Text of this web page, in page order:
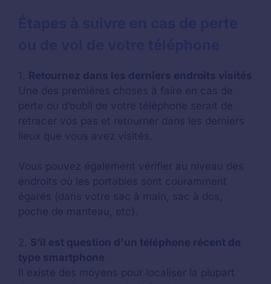
1. Retournez dans les derniers endroits visités
Une des premières choses à faire en cas de
perte ou d’oubli de votre téléphone serait de
retracer vos pas et retourner dans les derniers
lieux que vous avez visités.
Vous pouvez également vérifier au niveau des
endroits où les portables sont couramment
égarés (dans votre sac à main, sac à dos,
poche de manteau, etc).
2. S’il est question d'un téléphone récent de
type smartphone
Il existe des moyens pour localiser la plupart